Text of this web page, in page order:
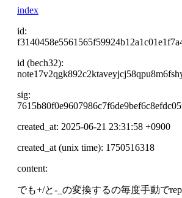
index
id:
id (bech32):
sig:
created_at: 2025-06-21 23:31:58 +0900
created_at (unix time): 1750516318
content:
でも+/と-_の変換するの毎度手動で